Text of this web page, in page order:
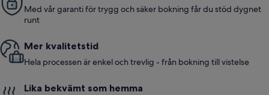
Med vår garanti för trygg och säker bokning får du stöd dygnet
runt
Mer kvalitetstid
Hela processen är enkel och trevlig - från bokning till vistelse
Lika bekvämt som hemma